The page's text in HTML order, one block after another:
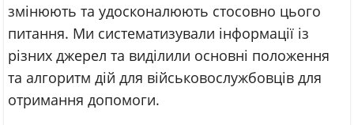
змінюють та удосконалюють стосовно цього
питання. Ми систематизували інформації із
різних джерел та виділили основні положення
та алгоритм дій для військовослужбовців для
отримання допомоги.